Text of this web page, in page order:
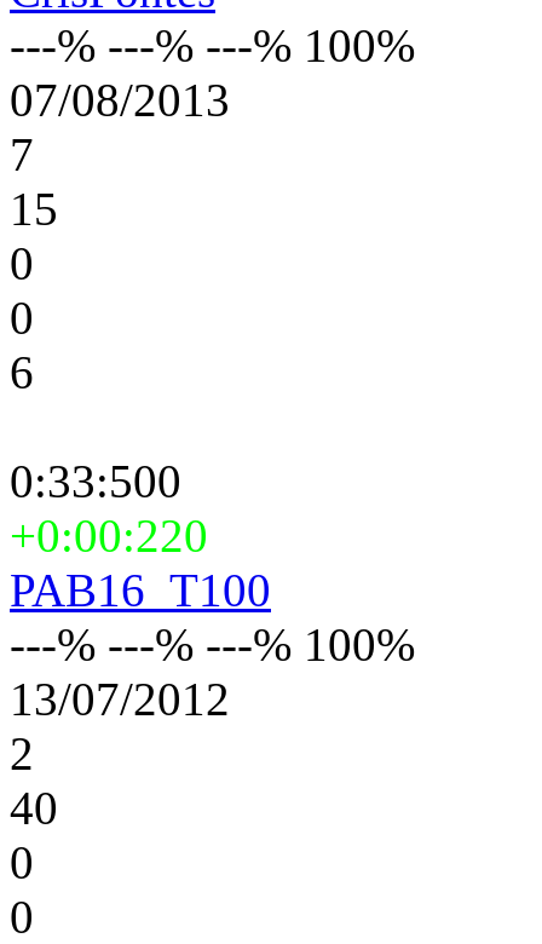
---% ---% ---% 100%
07/08/2013
7
15
0
0
6
0:33:500
+0:00:220
PAB16_T100
---% ---% ---% 100%
13/07/2012
2
40
0
0